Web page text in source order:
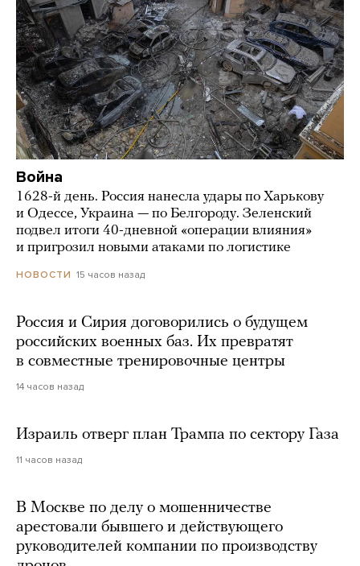
Война
1628-й день. Россия нанесла удары по Харькову
и Одессе, Украина — по Белгороду. Зеленский
подвел итоги 40-дневной «операции влияния»
и пригрозил новыми атаками по логистике
НОВОСТИ 15 часов назад
Россия и Сирия договорились о будущем
российских военных баз. Их превратят
в совместные тренировочные центры
14 часов назад
Израиль отверг план Трампа по сектору Газа
11 часов назад
В Москве по делу о мошенничестве
арестовали бывшего и действующего
руководителей компании по производству